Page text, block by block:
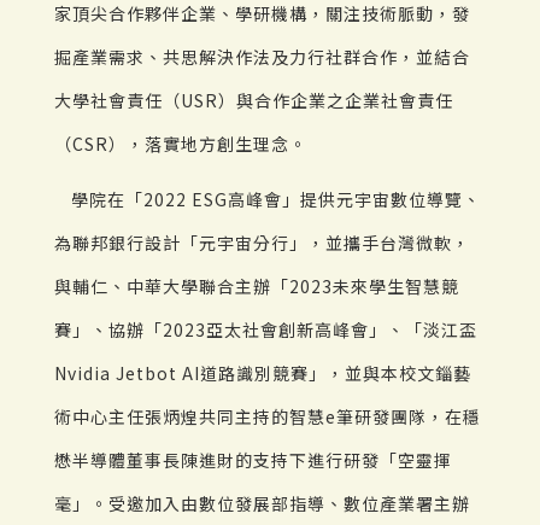
家頂尖合作夥伴企業、學研機構，關注技術脈動，發
掘產業需求、共思解決作法及力行社群合作，並結合
大學社會責任（USR）與合作企業之企業社會責任
（CSR），落實地方創生理念。
學院在「2022 ESG高峰會」提供元宇宙數位導覽、
為聯邦銀行設計「元宇宙分行」，並攜手台灣微軟，
與輔仁、中華大學聯合主辦「2023未來學生智慧競
賽」、協辦「2023亞太社會創新高峰會」、「淡江盃
Nvidia Jetbot AI道路識別競賽」，並與本校文錙藝
術中心主任張炳煌共同主持的智慧e筆研發團隊，在穩
懋半導體董事長陳進財的支持下進行研發「空靈揮
毫」。受邀加入由數位發展部指導、數位產業署主辦